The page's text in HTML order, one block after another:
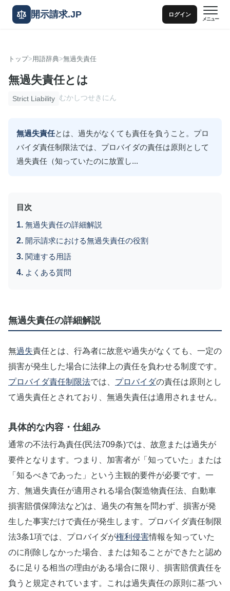
開示請求.JP ログイン
メニュー
トップ 用語辞典 無過失責任
無過失責任とは
Strict Liability むかしつせきにん
無過失責任とは、過失がなくても責任を負うこと。プロ
バイダ責任制限法では、プロバイダの責任は原則として
過失責任（知っていたのに放置し...
目次
無過失責任の詳細解説
開示請求における無過失責任の役割
関連する用語
よくある質問
無過失責任の詳細解説
無過失責任とは、行為者に故意や過失がなくても、一定の
損害が発生した場合に法律上の責任を負わせる制度です。
プロバイダ責任制限法では、 プロバイダの責任は原則とし
て過失責任とされており、無過失責任は適用されません。
具体的な内容・仕組み
通常の不法行為責任(民法709条)では、故意または過失が
要件となります。つまり、加害者が「知っていた」または
「知るべきであった」という主観的要件が必要です。一
方、無過失責任が適用される場合(製造物責任法、自動車
損害賠償保障法など)は、過失の有無を問わず、損害が発
生した事実だけで責任が発生します。プロバイダ責任制限
法3条1項では、プロバイダが権利侵害情報を知っていた
のに削除しなかった場合、または知ることができたと認め
るに足りる相当の理由がある場合に限り、損害賠償責任を
負うと規定されています。これは過失責任の原則に基づい